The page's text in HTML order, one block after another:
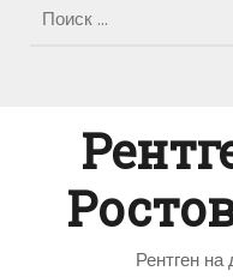
Рентген